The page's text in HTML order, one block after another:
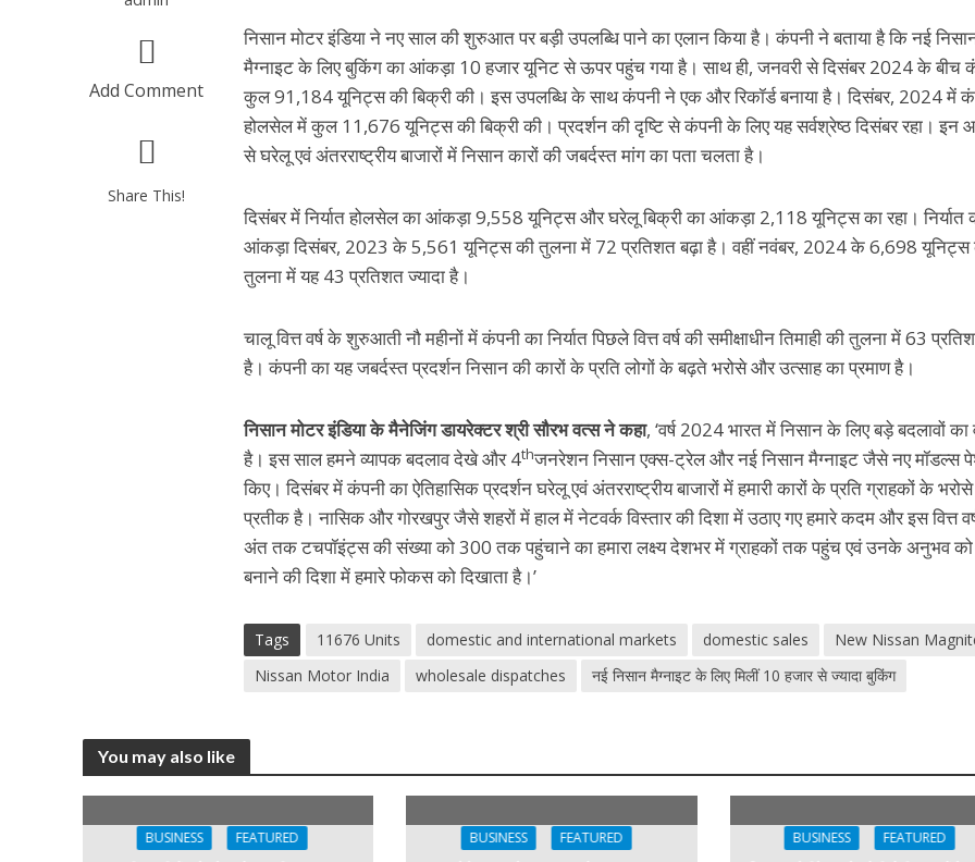
Add Comment
Share This!
निसान मोटर इंडिया ने नए साल की शुरुआत पर बड़ी उपलब्धि पाने का एलान किया है। कंपनी ने बताया है कि नई
मैग्नाइट के लिए बुकिंग का आंकड़ा 10 हजार यूनिट से ऊपर पहुंच गया है। साथ ही, जनवरी से दिसंबर 2024 के बीच
कुल 91,184 यूनिट्स की बिक्री की। इस उपलब्धि के साथ कंपनी ने एक और रिकॉर्ड बनाया है। दिसंबर, 2024 में
होलसेल में कुल 11,676 यूनिट्स की बिक्री की। प्रदर्शन की दृष्टि से कंपनी के लिए यह सर्वश्रेष्ठ दिसंबर रहा। इन
से घरेलू एवं अंतरराष्ट्रीय बाजारों में निसान कारों की जबर्दस्त मांग का पता चलता है।
दिसंबर में निर्यात होलसेल का आंकड़ा 9,558 यूनिट्स और घरेलू बिक्री का आंकड़ा 2,118 यूनिट्स का रहा। निर्यात
आंकड़ा दिसंबर, 2023 के 5,561 यूनिट्स की तुलना में 72 प्रतिशत बढ़ा है। वहीं नवंबर, 2024 के 6,698 यूनिट्स
तुलना में यह 43 प्रतिशत ज्यादा है।
चालू वित्त वर्ष के शुरुआती नौ महीनों में कंपनी का निर्यात पिछले वित्त वर्ष की समीक्षाधीन तिमाही की तुलना में 63
है। कंपनी का यह जबर्दस्त प्रदर्शन निसान की कारों के प्रति लोगों के बढ़ते भरोसे और उत्साह का प्रमाण है।
निसान मोटर इंडिया के मैनेजिंग डायरेक्टर श्री सौरभ वत्स ने कहा, ‘वर्ष 2024 भारत में निसान के लिए बड़े बदलावों का
है। इस साल हमने व्यापक बदलाव देखे और 4thजनरेशन निसान एक्स-ट्रेल और नई निसान मैग्नाइट जैसे नए मॉडल्स
किए। दिसंबर में कंपनी का ऐतिहासिक प्रदर्शन घरेलू एवं अंतरराष्ट्रीय बाजारों में हमारी कारों के प्रति ग्राहकों के
प्रतीक है। नासिक और गोरखपुर जैसे शहरों में हाल में नेटवर्क विस्तार की दिशा में उठाए गए हमारे कदम और इस वित्त
अंत तक टचपॉइंट्स की संख्या को 300 तक पहुंचाने का हमारा लक्ष्य देशभर में ग्राहकों तक पहुंच एवं उनके अनुभव
बनाने की दिशा में हमारे फोकस को दिखाता है।’
Tags 11676 Units domestic and international markets domestic sales
New Nissan
Nissan Motor India
wholesale dispatches नई निसान मैग्नाइट के लिए मिलीं 10 हजार से ज्यादा बुकिंग
You may also like
BUSINESS FEATURED BUSINESS FEATURED BUSINESS FEATURED